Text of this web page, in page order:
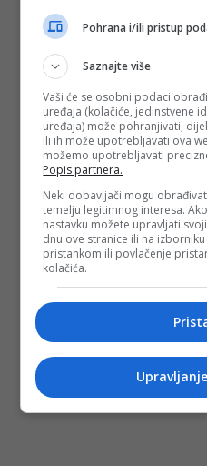
Pohrana i/ili pristup
Saznajte više
Vaši će se osobni podaci
uređaja (kolačiće, jedinstvene
uređaja) može pohranjivati,
ili ih može upotrebljavati ova
možemo upotrebljavati
Popis partnera.
Neki dobavljači mogu
temelju legitimnog interesa.
nastavku možete upravljati
dnu ove stranice ili na
pristankom ili povlačenje
kolačića.